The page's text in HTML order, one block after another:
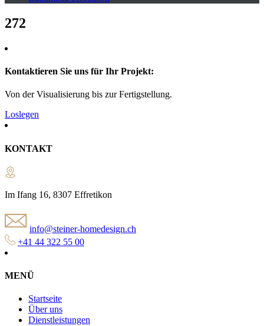
272
Kontaktieren Sie uns für Ihr Projekt:
Von der Visualisierung bis zur Fertigstellung.
Loslegen
KONTAKT
Im Ifang 16, 8307 Effretikon
info@steiner-homedesign.ch
+41 44 322 55 00
MENÜ
Startseite
Über uns
Dienstleistungen